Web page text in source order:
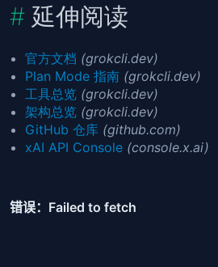
延伸阅读
官方文档 (grokcli.dev)
Plan Mode 指南 (grokcli.dev)
工具总览 (grokcli.dev)
架构总览 (grokcli.dev)
GitHub 仓库 (github.com)
xAI API Console (console.x.ai)